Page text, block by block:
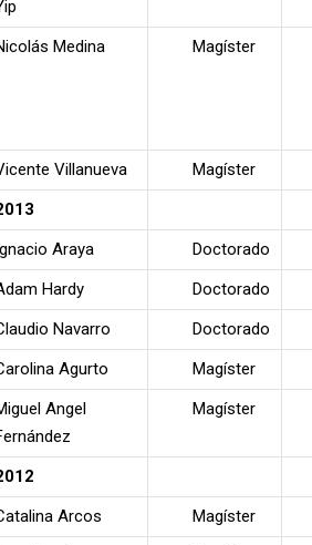
Medina Magíster
Villanueva
Magíster
Araya
Doctorado
Hardy
Doctorado
Navarro
Doctorado
Agurto
Magíster
Angel
Magíster
Arcos
Magíster